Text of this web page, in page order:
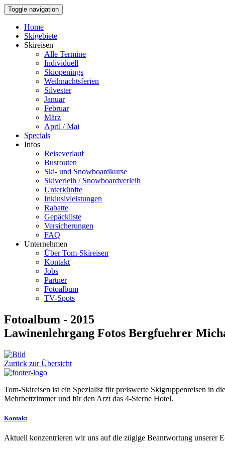
Toggle navigation
Home
Skigebiete
Skireisen
Alle Termine
Individuell
Skiopenings
Weihnachtsferien
Silvester
Januar
Februar
März
April / Mai
Specials
Infos
Reiseverlauf
Busrouten
Ski- und Snowboardkurse
Skiverleih / Snowboardverleih
Unterkünfte
Inklusivleistungen
Rabatte
Gepäckliste
Versicherungen
FAQ
Unternehmen
Über Tom-Skireisen
Kontakt
Jobs
Partner
Fotoalbum
TV-Spots
Fotoalbum - 2015
Lawinenlehrgang Fotos Bergfuehrer
Zurück zur Übersicht
Tom-Skireisen ist ein Spezialist für preiswerte Skigruppenreisen in
Mehrbettzimmer und für den Arzt das 4-Sterne Hotel.
Kontakt
Aktuell konzentrieren wir uns auf die zügige Beantwortung unserer